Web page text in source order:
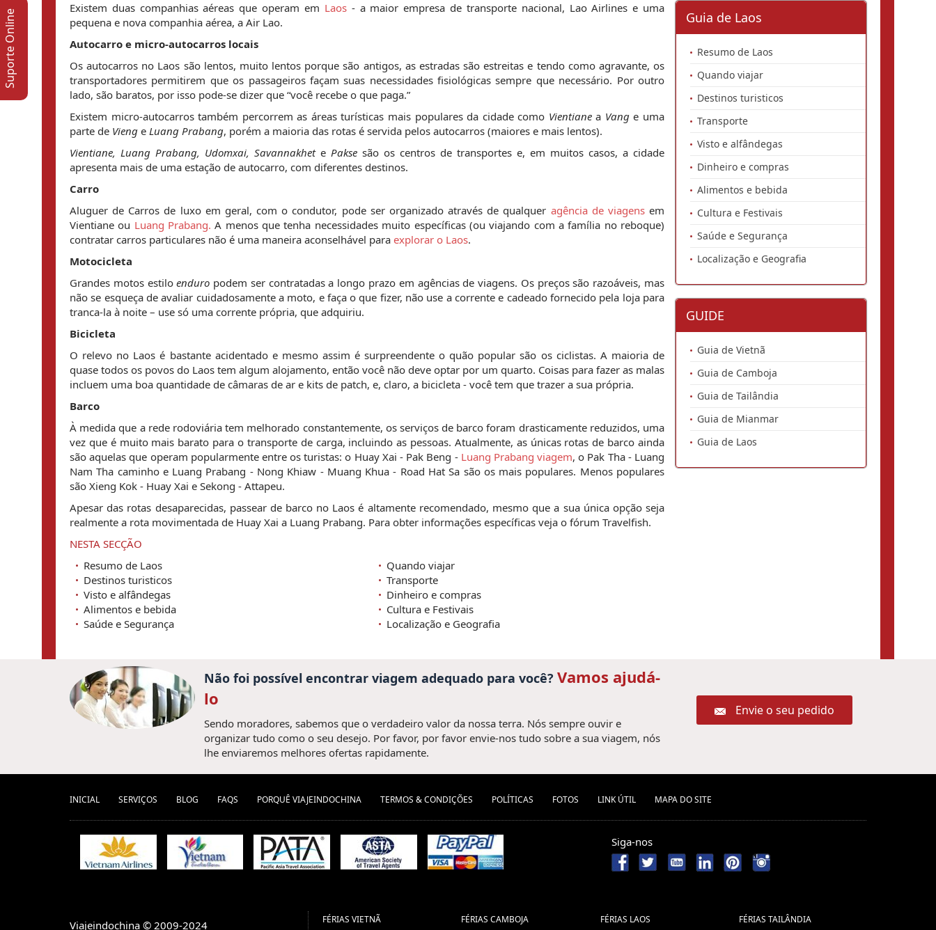
Existem duas companhias aéreas que operam em Laos- a maior empresa de transporte nacional, Lao Airlines e uma
pequena e nova companhia aérea, a Air Lao.
Autocarro e micro-autocarros locais
Os autocarros no Laos são lentos, muito lentos porque são antigos, as estradas são estreitas e tendo como agravante, os
transportadores permitirem que os passageiros façam suas necessidades fisiológicas sempre que necessário. Por outro
lado, são baratos, por isso pode-se dizer que “você recebe o que paga.”
Existem micro-autocarros também percorrem as áreas turísticas mais populares da cidade como Vientianea Vange uma
parte de Vieng e Luang Prabang, porém a maioria das rotas é servida pelos autocarros (maiores e mais lentos).
Vientiane, Luang Prabang, Udomxai, Savannakhet e Pakse são os centros de transportes e, em muitos casos, a cidade
apresenta mais de uma estação de autocarro, com diferentes destinos.
Carro
Aluguer de Carros de luxo em geral, com o condutor, pode ser organizado através de qualquer agência de viagensem
Vientiane ou Luang Prabang. A menos que tenha necessidades muito específicas (ou viajando com a família no reboque)
contratar carros particulares não é uma maneira aconselhável para explorar o Laos.
Motocicleta
Grandes motos estiloenduro podem ser contratadas a longo prazo em agências de viagens. Os preços são razoáveis, mas
não se esqueça de avaliar cuidadosamente a moto, e faça o que fizer, não use a corrente e cadeado fornecido pela loja para
tranca-la à noite – use só uma corrente própria, que adquiriu.
Bicicleta
O relevo no Laos é bastante acidentado e mesmo assim é surpreendente o quão popular são os ciclistas. A maioria de
quase todos os povos do Laos tem algum alojamento, então você não deve optar por um quarto. Coisas para fazer as malas
incluem uma boa quantidade de câmaras de ar e kits de patch, e, claro, a bicicleta - você tem que trazer a sua própria.
Barco
À medida que a rede rodoviária tem melhorado constantemente, os serviços de barco foram drasticamente reduzidos, uma
vez que é muito mais barato para o transporte de carga, incluindo as pessoas. Atualmente, as únicas rotas de barco ainda
são aquelas que operam popularmente entre os turistas: o Huay Xai - Pak Beng - Luang Prabang viagem, o Pak Tha - Luang
Nam Tha caminho e Luang Prabang - Nong Khiaw - Muang Khua - Road Hat Sa são os mais populares. Menos populares
são Xieng Kok - Huay Xai e Sekong - Attapeu.
Apesar das rotas desaparecidas, passear de barco no Laos é altamente recomendado, mesmo que a sua única opção seja
realmente a rota movimentada de Huay Xai a Luang Prabang. Para obter informações específicas veja o fórum Travelfish.
NESTA SECÇÃO
Resumo de Laos
Quando viajar
Destinos turisticos
Transporte
Visto e alfândegas
Dinheiro e compras
Alimentos e bebida
Cultura e Festivais
Saúde e Segurança
Localização e Geografia
Guia de Laos
Resumo de Laos
Quando viajar
Destinos turisticos
Transporte
Visto e alfândegas
Dinheiro e compras
Alimentos e bebida
Cultura e Festivais
Saúde e Segurança
Localização e Geografia
GUIDE
Guia de Vietnã
Guia de Camboja
Guia de Tailândia
Guia de Mianmar
Guia de Laos
Suporte Online
Não foi possível encontrar viagem adequado para você?Vamos ajudá-
lo
Sendo moradores, sabemos que o verdadeiro valor da nossa terra. Nós sempre ouvir e
organizar tudo como o seu desejo. Por favor, por favor envie-nos tudo sobre a sua viagem, nós
lhe enviaremos melhores ofertas rapidamente.
Envie o seu pedido
INICIAL SERVIÇOS BLOG FAQS PORQUÊ VIAJEINDOCHINA TERMOS & CONDIÇÕES POLÍTICAS FOTOS LINK ÚTIL MAPA DO SITE
Siga-nos
Viajeindochina © 2009-2024 FÉRIAS VIETNÃ FÉRIAS CAMBOJA FÉRIAS LAOS FÉRIAS TAILÂNDIA